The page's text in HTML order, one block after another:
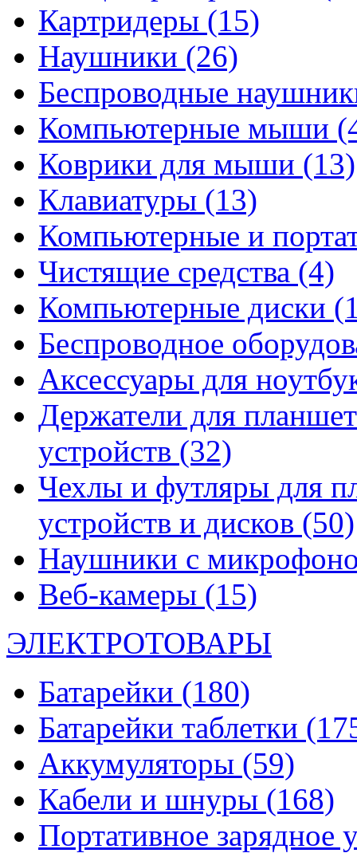
Картридеры (15)
Наушники (26)
Беспроводные
Компьютерные мыши
Коврики для мыши (13)
Клавиатуры (13)
Компьютерные и
Чистящие средства (4)
Компьютерные диски
Беспроводное
Аксессуары для
Держатели для
устройств (32)
Чехлы и футляры для
устройств и дисков (50)
Наушники с
Веб-камеры (15)
ЭЛЕКТРОТОВАРЫ
Батарейки (180)
Батарейки таблетки
Аккумуляторы (59)
Кабели и шнуры (168)
Портативное зарядное